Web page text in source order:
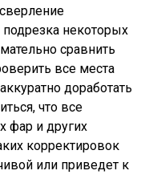
некоторых
сравнить
все места
доработать
что все
фар и других
корректировок
или приведет к